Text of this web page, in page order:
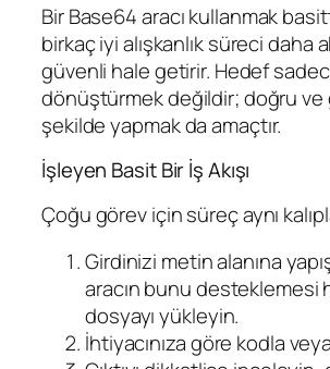
Bir Base64 aracı kullanmak
birkaç iyi alışkanlık süreci daha
güvenli hale getirir. Hedef
dönüştürmek değildir; doğru ve
şekilde yapmak da amaçtır.
İşleyen Basit Bir İş Akışı
Çoğu görev için süreç aynı
Girdinizi metin alanına
aracın bunu desteklemesi
dosyayı yükleyin.
İhtiyacınıza göre kodla